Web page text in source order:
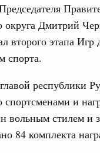
округа Дмитрий
второго этапа
спорта.
республики
спортсменами и
вольным стилем и
84 комплекта
четверг
политики